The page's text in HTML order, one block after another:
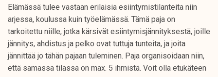
Elämässä tulee vastaan erilaisia esiintymistilanteita niin
arjessa, koulussa kuin työelämässä. Tämä paja on
tarkoitettu niille, jotka kärsivät esiintymisjännityksestä, joille
jännitys, ahdistus ja pelko ovat tuttuja tunteita, ja joita
jännittää jo tähän pajaan tuleminen. Paja organisoidaan niin,
että samassa tilassa on max. 5 ihmistä. Voit olla etukäteen